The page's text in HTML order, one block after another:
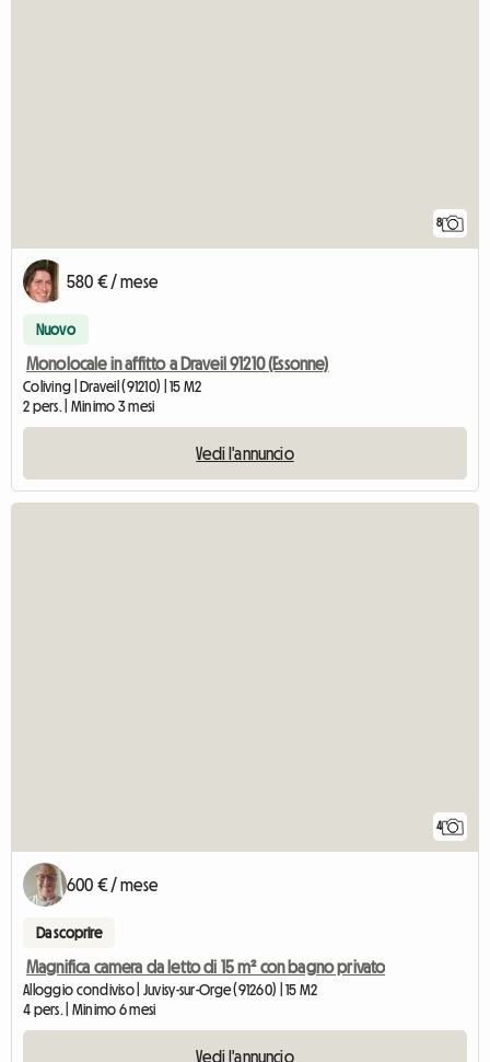
8
580 € / mese
Nuovo
Monolocale in affitto a Draveil 91210 (Essonne)
Coliving | Draveil (91210) | 15 M2
2 pers. | Minimo 3 mesi
Vedi l'annuncio
4
600 € / mese
Da scoprire
Magnifica camera da letto di 15 m² con bagno privato
Alloggio condiviso | Juvisy-sur-Orge (91260) | 15 M2
4 pers. | Minimo 6 mesi
Vedi l'annuncio